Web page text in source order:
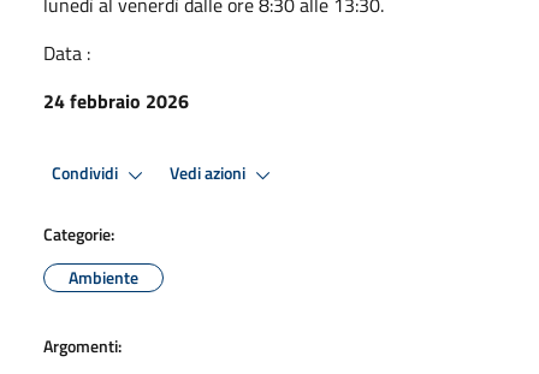
Data :
24 febbraio 2026
Condividi Vedi azioni
Categorie:
Ambiente
Argomenti: